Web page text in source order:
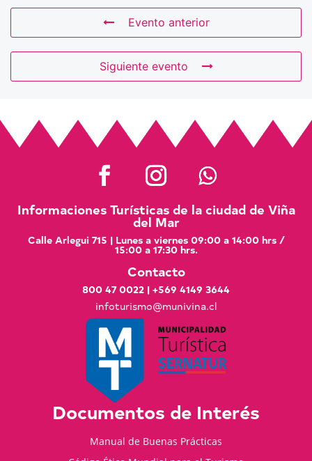
Evento anterior
Siguiente evento
Informaciones Turísticas de la ciudad de Viña
del Mar
Calle Arlegui 715 | Lunes a viernes 09:00 a 14:00 hrs /
15:00 a 17:30 hrs.
Contacto
800 47 0022 | +569 4149 3644
infoturismo@munivina.cl
Documentos de Interés
Manual de Buenas Prácticas